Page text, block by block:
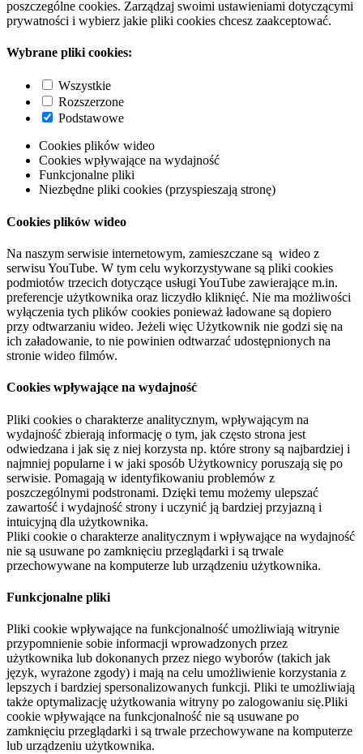
poszczególne cookies. Zarządzaj swoimi ustawieniami dotyczącymi
prywatności i wybierz jakie pliki cookies chcesz zaakceptować.
Wybrane pliki cookies:
Wszystkie
Rozszerzone
Podstawowe
Cookies plików wideo
Cookies wpływające na wydajność
Funkcjonalne pliki
Niezbędne pliki cookies (przyspieszają stronę)
Cookies plików wideo
Na naszym serwisie internetowym, zamieszczane są wideo z
serwisu YouTube. W tym celu wykorzystywane są pliki cookies
podmiotów trzecich dotyczące usługi YouTube zawierające m.in.
preferencje użytkownika oraz liczydło kliknięć. Nie ma możliwości
wyłączenia tych plików cookies ponieważ ładowane są dopiero
przy odtwarzaniu wideo. Jeżeli więc Użytkownik nie godzi się na
ich załadowanie, to nie powinien odtwarzać udostępnionych na
stronie wideo filmów.
Cookies wpływające na wydajność
Pliki cookies o charakterze analitycznym, wpływającym na
wydajność zbierają informację o tym, jak często strona jest
odwiedzana i jak się z niej korzysta np. które strony są najbardziej i
najmniej popularne i w jaki sposób Użytkownicy poruszają się po
serwisie. Pomagają w identyfikowaniu problemów z
poszczególnymi podstronami. Dzięki temu możemy ulepszać
zawartość i wydajność strony i uczynić ją bardziej przyjazną i
intuicyjną dla użytkownika.
Pliki cookie o charakterze analitycznym i wpływające na wydajność
nie są usuwane po zamknięciu przeglądarki i są trwale
przechowywane na komputerze lub urządzeniu użytkownika.
Funkcjonalne pliki
Pliki cookie wpływające na funkcjonalność umożliwiają witrynie
przypomnienie sobie informacji wprowadzonych przez
użytkownika lub dokonanych przez niego wyborów (takich jak
język, wyrażone zgody) i mają na celu umożliwienie korzystania z
lepszych i bardziej spersonalizowanych funkcji. Pliki te umożliwiają
także optymalizację użytkowania witryny po zalogowaniu się.Pliki
cookie wpływające na funkcjonalność nie są usuwane po
zamknięciu przeglądarki i są trwale przechowywane na komputerze
lub urządzeniu użytkownika.